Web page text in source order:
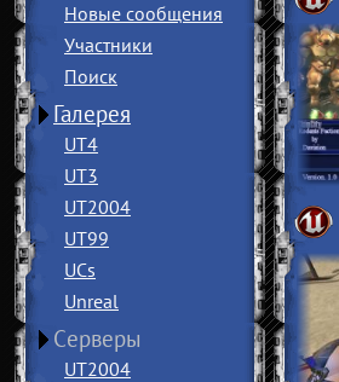
Новые сообщения
Участники
Поиск
Галерея
UT4
UT3
UT2004
UT99
UCs
Unreal
Серверы
UT2004